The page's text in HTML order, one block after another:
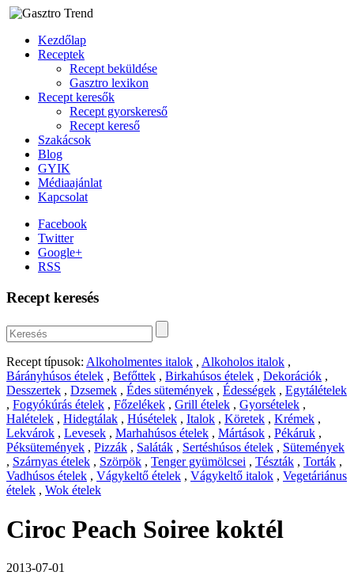
Kezdőlap
Receptek
Recept beküldése
Gasztro lexikon
Recept keresők
Recept gyorskereső
Recept kereső
Szakácsok
Blog
GYIK
Médiaajánlat
Kapcsolat
Facebook
Twitter
Google+
RSS
Recept keresés
Recept típusok: Alkoholmentes italok , Alkoholos italok ,
Bárányhúsos ételek , Befőttek , Birkahúsos ételek , Dekorációk ,
Desszertek , Dzsemek , Édes sütemények , Édességek , Egytálételek
, Fogyókúrás ételek , Főzelékek , Grill ételek , Gyorsételek ,
Halételek , Hidegtálak , Húsételek , Italok , Köretek , Krémek ,
Lekvárok , Levesek , Marhahúsos ételek , Mártások , Pékáruk ,
Péksütemények , Pizzák , Saláták , Sertéshúsos ételek , Sütemények
, Szárnyas ételek , Szörpök , Tenger gyümölcsei , Tészták , Torták ,
Vadhúsos ételek , Vágykeltő ételek , Vágykeltő italok , Vegetáriánus
ételek , Wok ételek
Ciroc Peach Soiree koktél
2013-07-01